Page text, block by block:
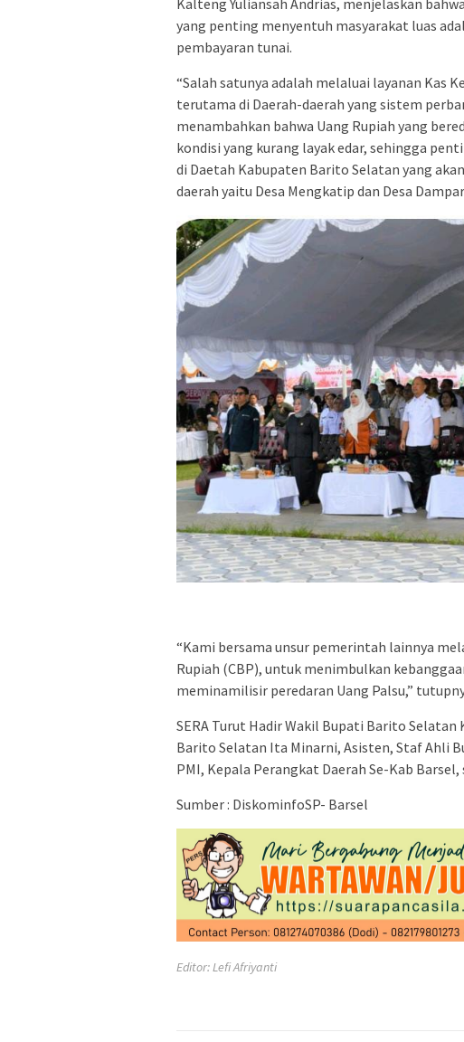
Kalteng Yuliansah Andrias, menjelaskan
yang penting menyentuh masyarakat luas
pembayaran tunai.
“Salah satunya adalah melaluai layanan Kas
terutama di Daerah-daerah yang sistem
menambahkan bahwa Uang Rupiah yang
kondisi yang kurang layak edar, sehingga
di Daetah Kabupaten Barito Selatan yang
daerah yaitu Desa Mengkatip dan Desa
“Kami bersama unsur pemerintah lainnya
Rupiah (CBP), untuk menimbulkan
meminamilisir peredaran Uang Palsu,”
SERA Turut Hadir Wakil Bupati Barito Selatan
Barito Selatan Ita Minarni, Asisten, Staf Ahli
PMI, Kepala Perangkat Daerah Se-Kab
Sumber : DiskominfoSP- Barsel
Editor: Lefi Afriyanti